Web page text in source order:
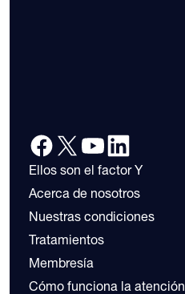
Ellos son el factor Y
Acerca de nosotros
Nuestras condiciones
Tratamientos
Membresía
Cómo funciona la atención